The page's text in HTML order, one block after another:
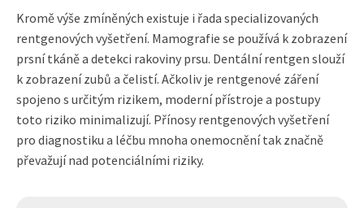
Kromě výše zmíněných existuje i řada specializovaných
rentgenových vyšetření. Mamografie se používá k zobrazení
prsní tkáně a detekci rakoviny prsu. Dentální rentgen slouží
k zobrazení zubů a čelistí. Ačkoliv je rentgenové záření
spojeno s určitým rizikem, moderní přístroje a postupy
toto riziko minimalizují. Přínosy rentgenových vyšetření
pro diagnostiku a léčbu mnoha onemocnění tak značně
převažují nad potenciálními riziky.